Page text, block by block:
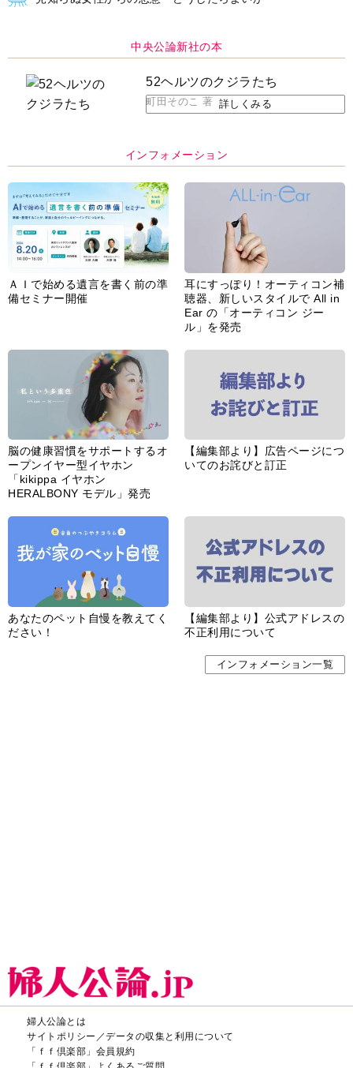
中央公論新社の本
52ヘルツのクジラたち
町田そのこ 著 詳しくみる
インフォメーション
ＡＩで始める遺言を書く前の準
備セミナー開催
耳にすっぽり！オーティコン補
聴器、新しいスタイルで All in
Ear の「オーティコン ジー
ル」を発売
脳の健康習慣をサポートするオ
ープンイヤー型イヤホン
「kikippa イヤホン
HERALBONY モデル」発売
【編集部より】広告ページにつ
いてのお詫びと訂正
あなたのペット自慢を教えてく
ださい！
【編集部より】公式アドレスの
不正利用について
インフォメーション一覧
婦人公論とは
サイトポリシー／データの収集と利用について
「ｆｆ倶楽部」会員規約